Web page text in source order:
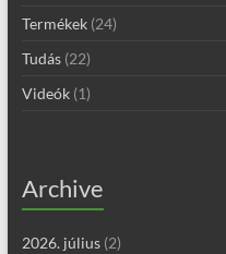
Termékek(24)
Tudás(22)
Videók(1)
Archive
2026. július(2)